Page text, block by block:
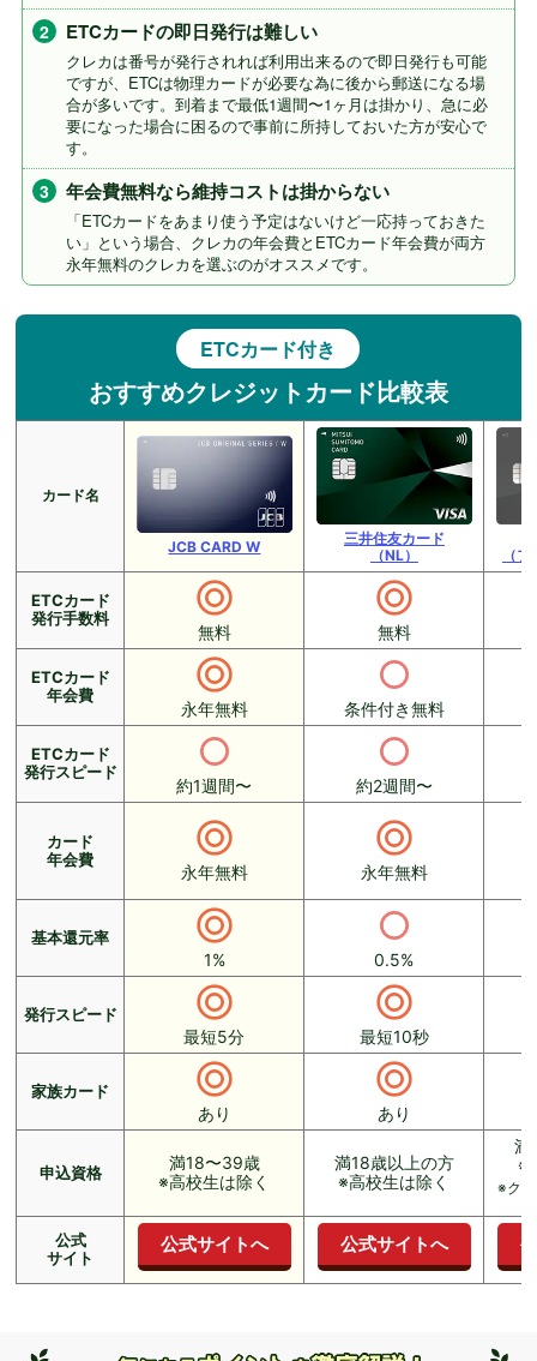
ETCカードの即日発行は難しい
クレカは番号が発行されれば利用出来るので即日発行も可能
ですが、ETCは物理カードが必要な為に後から郵送になる場
合が多いです。到着まで最低1週間〜1ヶ月は掛かり、急に必
要になった場合に困るので事前に所持しておいた方が安心で
す。
年会費無料なら維持コストは掛からない
「ETCカードをあまり使う予定はないけど一応持っておきた
い」という場合、クレカの年会費とETCカード年会費が両方
永年無料のクレカを選ぶのがオススメです。
ETCカード付き
おすすめクレジットカード比較表
カード名
JCB CARD W
三井住友カード
（NL）
（
ETCカード
発行手数料
無料 無料
ETCカード
年会費
永年無料 条件付き無料
ETCカード
発行スピード
約1週間〜 約2週間〜
カード
年会費
永年無料 永年無料
基本還元率
1% 0.5%
発行スピード
最短5分 最短10秒
家族カード
あり あり
申込資格
満18〜39歳
※高校生は除く
満18歳以上の方
※高校生は除く
満
※
※ク
公式
サイト
公式サイトへ 公式サイトへ